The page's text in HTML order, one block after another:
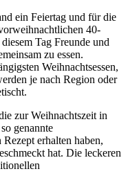
ein Feiertag und für die
40-
Tag Freunde und
zu essen.
Weihnachtsessen,
je nach Region oder
zur Weihnachtszeit in
genannte
erhalten haben,
hat. Die leckeren